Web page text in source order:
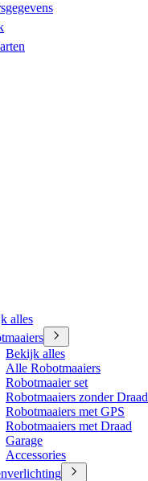
alles
Bekijk alles
Alle Robotmaaiers
Robotmaaier set
Robotmaaiers zonder Draad
Robotmaaiers met GPS
Robotmaaiers met Draad
Garage
Accessories